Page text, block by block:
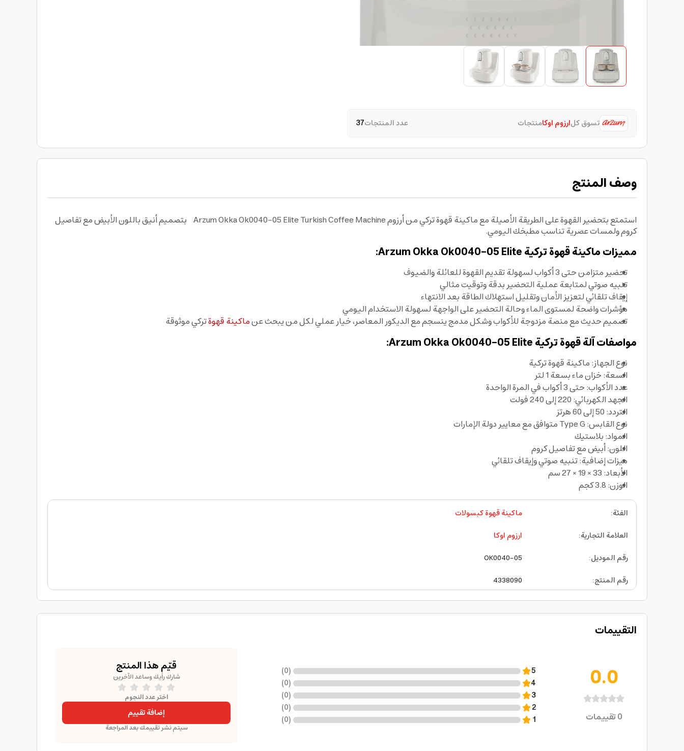
تسوق كلارزوم اوكامنتجات عدد المنتجات37
وصف المنتج
استمتع بتحضير القهوة على الطريقة الأصيلة مع ماكينة قهوة تركي من أرزوم Arzum Okka Ok0040-05 Elite Turkish Coffee Machine بتصميم أنيق باللون الأبيض مع تفاصيل
كروم ولمسات عصرية تناسب مطبخك اليومي.
مميزات ماكينة قهوة تركية Arzum Okka Ok0040-05 Elite:
تحضير متزامن حتى 3 أكواب لسهولة تقديم القهوة للعائلة والضيوف
تنبيه صوتي لمتابعة عملية التحضير بدقة وتوقيت مثالي
إيقاف تلقائي لتعزيز الأمان وتقليل استهلاك الطاقة بعد الانتهاء
مؤشرات واضحة لمستوى الماء وحالة التحضير على الواجهة لسهولة الاستخدام اليومي
تصميم حديث مع منصة مزدوجة للأكواب وشكل مدمج ينسجم مع الديكور المعاصر، خيار عملي لكل من يبحث عنماكينة قهوةتركي موثوقة
مواصفات آلة قهوة تركية Arzum Okka Ok0040-05 Elite:
نوع الجهاز: ماكينة قهوة تركية
السعة: خزان ماء بسعة 1 لتر
عدد الأكواب: حتى 3 أكواب في المرة الواحدة
الجهد الكهربائي: 220 إلى 240 فولت
التردد: 50 إلى 60 هرتز
نوع القابس: Type G متوافق مع معايير دولة الإمارات
المواد: بلاستيك
اللون: أبيض مع تفاصيل كروم
ميزات إضافية: تنبيه صوتي وإيقاف تلقائي
الأبعاد: 33 × 19 × 27 سم
الوزن: 3.8 كجم
الفئة:
ماكينة قهوة كبسولات
العلامة التجارية:
ارزوم اوكا
رقم الموديل:
OK0040-05
رقم المنتج:
4338090
التقييمات
0.0
0تقييمات
5
(
0
)
4
(
0
)
3
(
0
)
2
(
0
)
1
(
0
)
قيّم هذا المنتج
شارك رأيك وساعد الآخرين
اختر عدد النجوم
إضافة تقييم
سيتم نشر تقييمك بعد المراجعة